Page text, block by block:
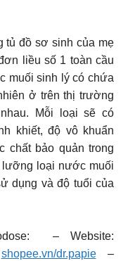
tủ đồ sơ sinh của mẹ
liều số 1 toàn cầu
muối sinh lý có chứa
ở trên thị trường
Mỗi loại sẽ có
khiết, độ vô khuẩn
chất bảo quản trong
lưỡng loại nước muối
dụng và độ tuổi của
– Website:
shopee.vn/dr.papie–